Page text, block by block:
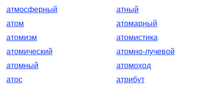
атмосферный
атный
атом
атомарный
атомизм
атомистика
атомический
атомно-лучевой
атомный
атомоход
атос
атрибут